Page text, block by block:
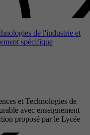
de l'industrie et
spécifique
et Technologies de
avec enseignement
proposé par le Lycée